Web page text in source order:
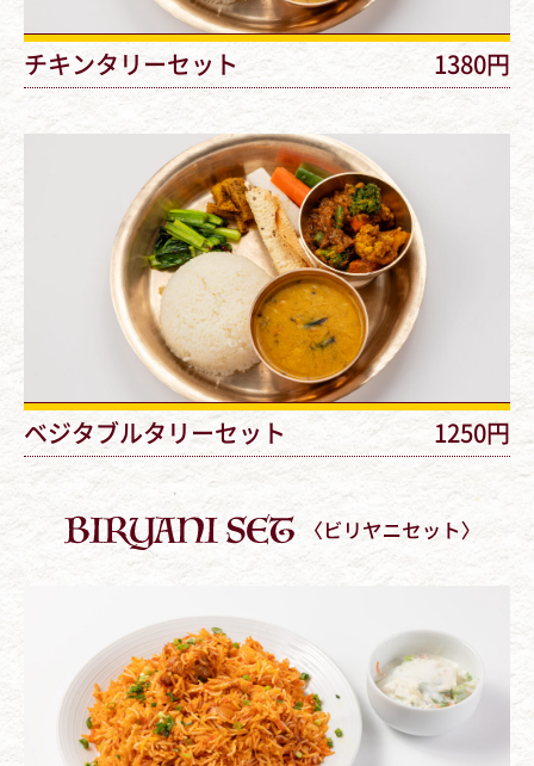
チキンタリーセット 1380円
ベジタブルタリーセット 1250円